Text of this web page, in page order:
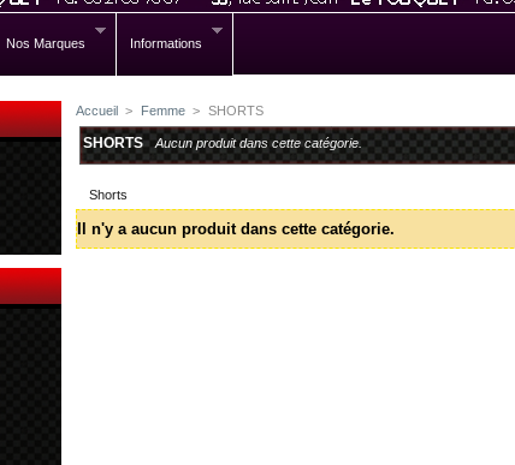
Nos Marques Informations
Accueil > Femme > SHORTS
SHORTS Aucun produit dans cette catégorie.
Shorts
Il n'y a aucun produit dans cette catégorie.